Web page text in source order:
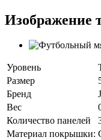
Изображение
Уровень
Размер
Бренд
Вес
Количество панелей
Материал покрышки: